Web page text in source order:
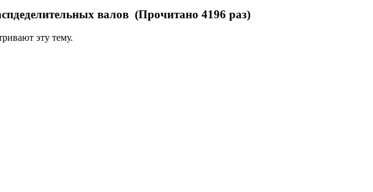
валов (Прочитано 4196 раз)
эту тему.